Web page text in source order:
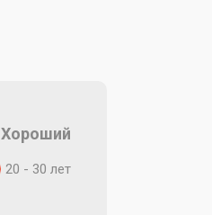
Хороший
20 - 30 лет